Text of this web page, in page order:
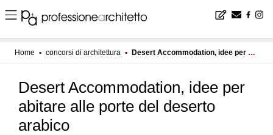
Home ▪ concorsi di architettura ▪ Desert Accommodation, idee per abitare alle porte del deserto arabico
Desert Accommodation, idee per
abitare alle porte del deserto
arabico